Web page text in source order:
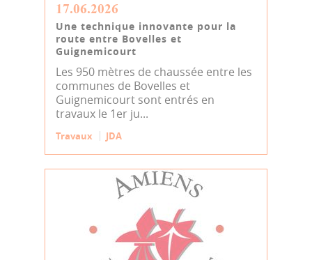
17.06.2026
Une technique innovante pour la
route entre Bovelles et
Guignemicourt
Les 950 mètres de chaussée entre les
communes de Bovelles et
Guignemicourt sont entrés en
travaux le 1er ju...
Travaux JDA